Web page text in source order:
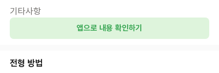
기타사항
앱으로 내용 확인하기
전형 방법